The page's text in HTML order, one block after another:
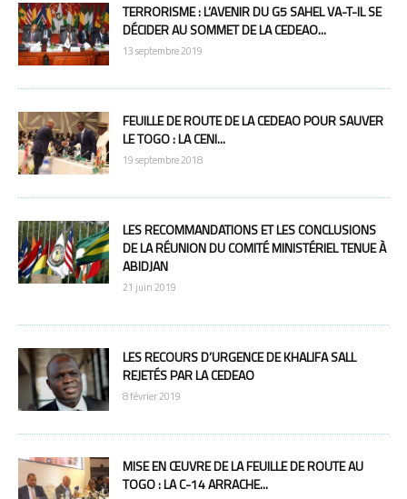
TERRORISME : L’AVENIR DU G5 SAHEL VA-T-IL SE
DÉCIDER AU SOMMET DE LA CEDEAO...
13 septembre 2019
FEUILLE DE ROUTE DE LA CEDEAO POUR SAUVER
LE TOGO : LA CENI...
19 septembre 2018
LES RECOMMANDATIONS ET LES CONCLUSIONS
DE LA RÉUNION DU COMITÉ MINISTÉRIEL TENUE À
ABIDJAN
21 juin 2019
LES RECOURS D’URGENCE DE KHALIFA SALL
REJETÉS PAR LA CEDEAO
8 février 2019
MISE EN ŒUVRE DE LA FEUILLE DE ROUTE AU
TOGO : LA C-14 ARRACHE...